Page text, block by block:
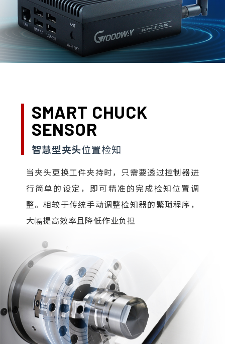
SMART CHUCK
SENSOR
智慧型夹头位置检知
当夹头更换工件夹持时，只需要透过控制器进
行简单的设定，即可精准的完成检知位置调
整。相较于传统手动调整检知器的繁琐程序，
大幅提高效率且降低作业负担